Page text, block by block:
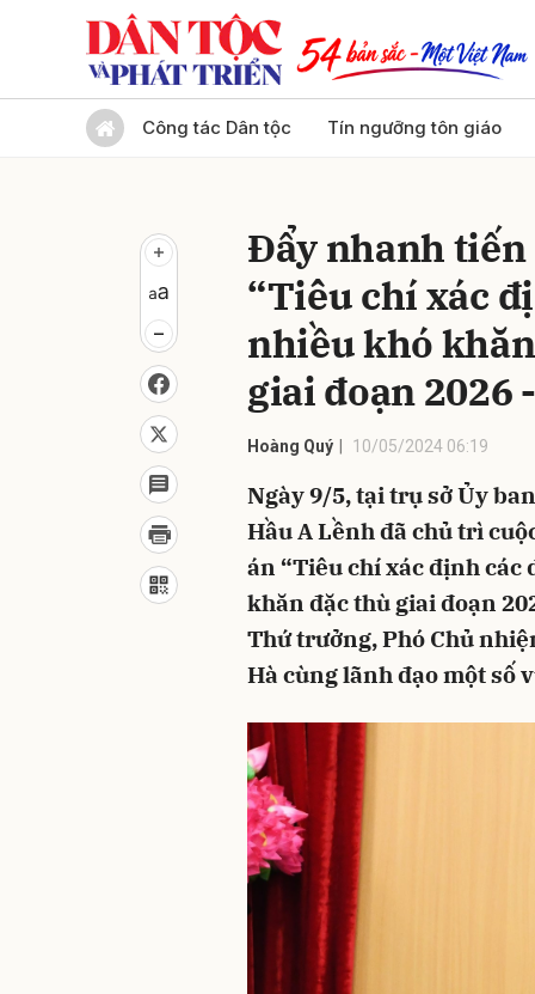
Công tác Dân tộc Tín ngưỡng tôn giáo
Đẩy nhanh tiến
“Tiêu chí xác
nhiều khó
giai đoạn 2026
Hoàng Quý 10/05/2024 06:19
Ngày 9/5, tại trụ sở Ủy
Hầu A Lềnh đã chủ trì
án “Tiêu chí xác định các
khăn đặc thù giai đoạn
Thứ trưởng, Phó Chủ
Hà cùng lãnh đạo một số
Gửi